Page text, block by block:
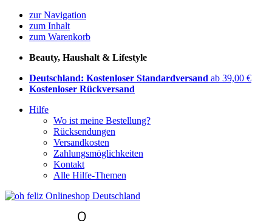
zur Navigation
zum Inhalt
zum Warenkorb
Beauty, Haushalt & Lifestyle
Deutschland: Kostenloser Standardversand ab 39,00 €
Kostenloser Rückversand
Hilfe
Wo ist meine Bestellung?
Rücksendungen
Versandkosten
Zahlungsmöglichkeiten
Kontakt
Alle Hilfe-Themen